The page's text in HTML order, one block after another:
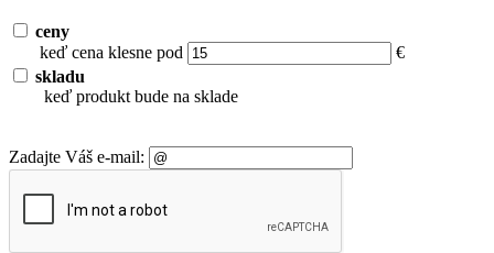
ceny
keď cena klesne pod
€
skladu
keď produkt bude na sklade
Zadajte Váš e-mail: